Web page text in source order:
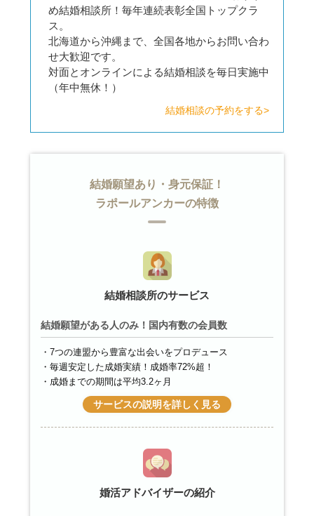
め結婚相談所！毎年連続表彰全国トップクラ
ス。
北海道から沖縄まで、全国各地からお問い合わ
せ大歓迎です。
対面とオンラインによる結婚相談を毎日実施中
（年中無休！）
結婚相談の予約をする>
結婚願望あり・身元保証！
ラポールアンカーの特徴
結婚相談所のサービス
結婚願望がある人のみ！国内有数の会員数
7つの連盟から豊富な出会いをプロデュース
毎週安定した成婚実績！成婚率72%超！
成婚までの期間は平均3.2ヶ月
サービスの説明を詳しく見る
婚活アドバイザーの紹介